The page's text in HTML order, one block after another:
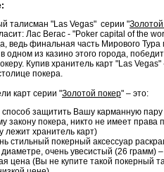
талисман "Las Vegas" серии "
Лас Вегас - "Poker capital of the
ведь финальная часть Мирового
одном из казино этого города,
Купив хранитель карт "Las
покера.
карт серии "Золотой покер" – это:
защитить Вашу карманную
закону покера, никто не имеет
лежит хранитель карт)
стильный покерный аксессуар
очень увесистый (26 грамм)
цена (Вы не купите такой покерный